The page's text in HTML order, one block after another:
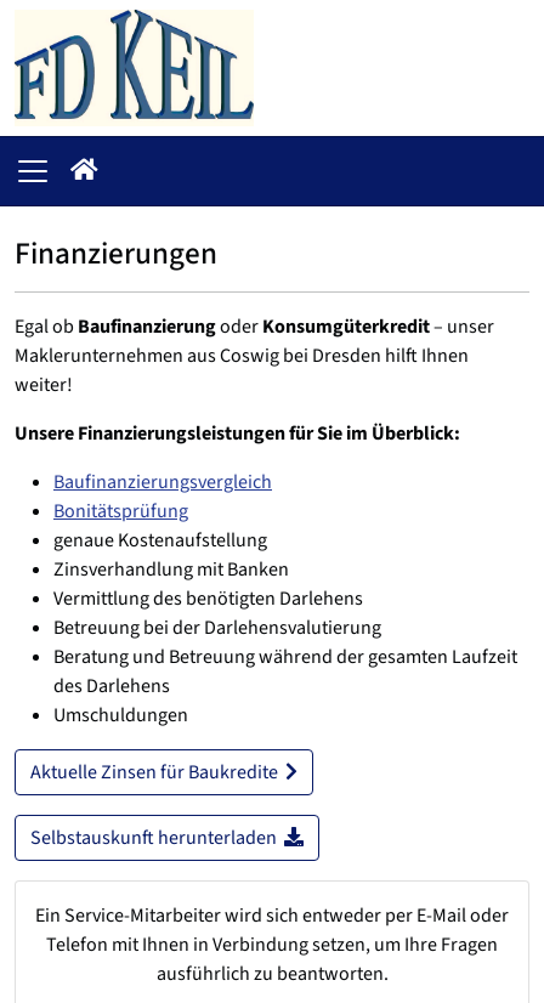
Finanzierungen
Egal ob BaufinanzierungoderKonsumgüterkredit– unser
Maklerunternehmen aus Coswig bei Dresden hilft Ihnen
weiter!
Unsere Finanzierungsleistungen für Sie im Überblick:
Baufinanzierungsvergleich
Bonitätsprüfung
genaue Kostenaufstellung
Zinsverhandlung mit Banken
Vermittlung des benötigten Darlehens
Betreuung bei der Darlehensvalutierung
Beratung und Betreuung während der gesamten Laufzeit
des Darlehens
Umschuldungen
Aktuelle Zinsen für Baukredite
Selbstauskunft herunterladen
Ein Service-Mitarbeiter wird sich entweder per E-Mail oder
Telefon mit Ihnen in Verbindung setzen, um Ihre Fragen
ausführlich zu beantworten.